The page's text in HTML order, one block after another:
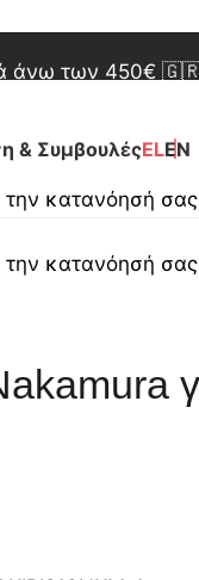
άνω των 450€ 🇬🇷
& Συμβουλές EN
EL
την κατανόησή
την κατανόησή